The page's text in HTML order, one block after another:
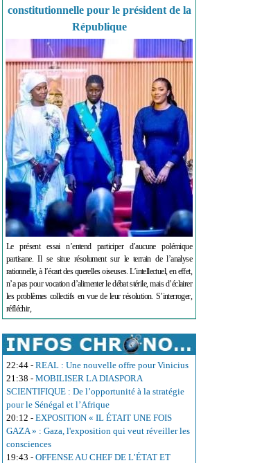
constitutionnelle pour le président de la
République
Le présent essai n’entend participer d’aucune polémique
partisane. Il se situe résolument sur le terrain de l’analyse
rationnelle, à l’écart des querelles oiseuses. L’intellectuel, en effet,
n’a pas pour vocation d’alimenter le débat stérile, mais d’éclairer
les problèmes collectifs en vue de leur résolution. S’interroger,
réfléchir,
22:44 - REAL : Une nouvelle offre pour Vinicius
21:38 - MOBILISER LA DIASPORA
SCIENTIFIQUE : De l’opportunité à la stratégie
pour le Sénégal et l’Afrique
20:12 - EXPOSITION « IL ÉTAIT UNE FOIS
GAZA » : Gaza, l'exposition qui veut réveiller les
consciences
19:43 - OFFENSE AU CHEF DE L’ÉTAT ET